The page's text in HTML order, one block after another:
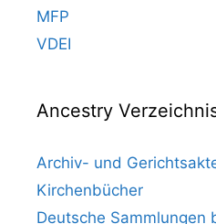
MFP
VDEI
Ancestry
Archiv- und
Kirchenbücher
Deutsche Sammlungen